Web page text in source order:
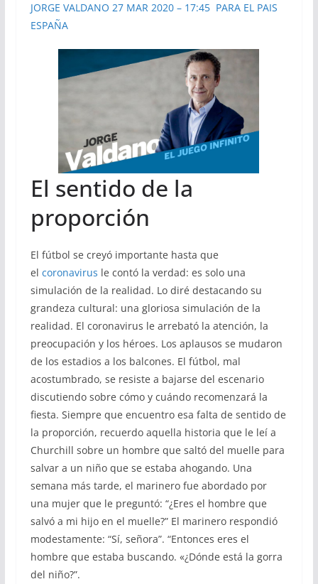
JORGE VALDANO 27 MAR 2020 – 17:45 PARA EL PAIS
ESPAÑA
El sentido de la
proporción
El fútbol se creyó importante hasta que
el coronavirus le contó la verdad: es solo una
simulación de la realidad. Lo diré destacando su
grandeza cultural: una gloriosa simulación de la
realidad. El coronavirus le arrebató la atención, la
preocupación y los héroes. Los aplausos se mudaron
de los estadios a los balcones. El fútbol, mal
acostumbrado, se resiste a bajarse del escenario
discutiendo sobre cómo y cuándo recomenzará la
fiesta. Siempre que encuentro esa falta de sentido de
la proporción, recuerdo aquella historia que le leí a
Churchill sobre un hombre que saltó del muelle para
salvar a un niño que se estaba ahogando. Una
semana más tarde, el marinero fue abordado por
una mujer que le preguntó: “¿Eres el hombre que
salvó a mi hijo en el muelle?” El marinero respondió
modestamente: “Sí, señora”. “Entonces eres el
hombre que estaba buscando. «¿Dónde está la gorra
del niño?”.